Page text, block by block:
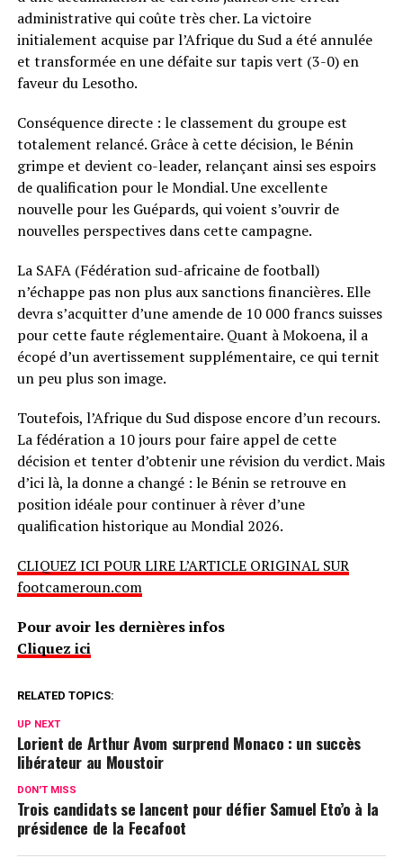
administrative qui coûte très cher. La victoire
initialement acquise par l’Afrique du Sud a été annulée
et transformée en une défaite sur tapis vert (3-0) en
faveur du Lesotho.
Conséquence directe : le classement du groupe est
totalement relancé. Grâce à cette décision, le Bénin
grimpe et devient co-leader, relançant ainsi ses espoirs
de qualification pour le Mondial. Une excellente
nouvelle pour les Guépards, qui voient s’ouvrir de
nouvelles perspectives dans cette campagne.
La SAFA (Fédération sud-africaine de football)
n’échappe pas non plus aux sanctions financières. Elle
devra s’acquitter d’une amende de 10 000 francs suisses
pour cette faute réglementaire. Quant à Mokoena, il a
écopé d’un avertissement supplémentaire, ce qui ternit
un peu plus son image.
Toutefois, l’Afrique du Sud dispose encore d’un recours.
La fédération a 10 jours pour faire appel de cette
décision et tenter d’obtenir une révision du verdict. Mais
d’ici là, la donne a changé : le Bénin se retrouve en
position idéale pour continuer à rêver d’une
qualification historique au Mondial 2026.
CLIQUEZ ICI POUR LIRE L’ARTICLE ORIGINAL SUR
footcameroun.com
Pour avoir les dernières infos
Cliquez ici
RELATED TOPICS:
UP NEXT
Lorient de Arthur Avom surprend Monaco : un succès
libérateur au Moustoir
DON'T MISS
Trois candidats se lancent pour défier Samuel Eto’o à la
présidence de la Fecafoot